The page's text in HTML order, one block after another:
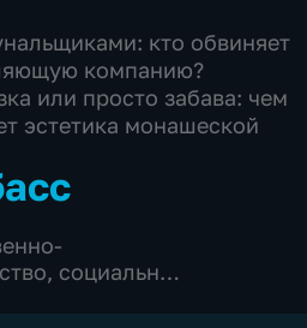
кто обвиняет
компанию?
или просто забава: чем
эстетика монашеской
, социально-